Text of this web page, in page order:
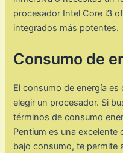
procesador Intel Core i3
integrados más potentes.
Consumo de
El consumo de energía
elegir un procesador. Si
términos de consumo
Pentium es una excelente
bajo consumo, te permite